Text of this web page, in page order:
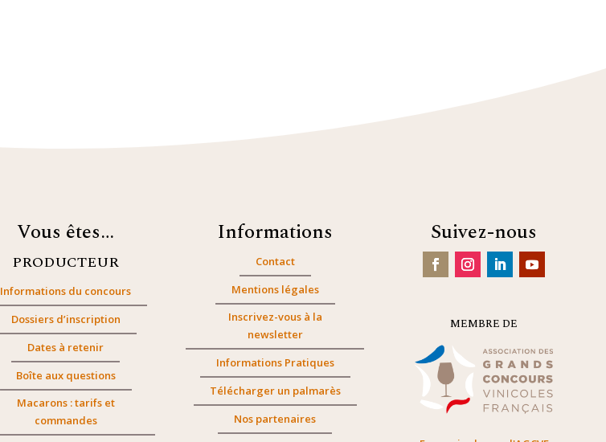
Vous êtes…
PRODUCTEUR
Informations du concours
Dossiers d’inscription
Dates à retenir
Boîte aux questions
Macarons : tarifs et
commandes
Informations
Contact
Mentions légales
Inscrivez-vous à la
newsletter
Informations Pratiques
Télécharger un palmarès
Nos partenaires
Suivez-nous
MEMBRE DE